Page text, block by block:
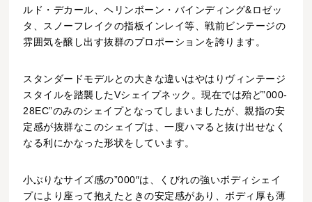
ルド・デカール、ヘリンボーン・バインディング&ロゼッ
タ、スノーフレイクの指板インレイ等、戦前ビンテージの
雰囲気を醸し出す抜群のプロポーションを誇ります。
スタンダードモデルとの大きな違いはやはりヴィンテージ
スタイルを踏襲したVシェイプネック。現在では殆ど”000-
28EC”のみのシェイプとなってしまいましたが、親指の安
定感が抜群なこのシェイプは、一度ハマると抜け出せなく
なる利にかなった形状をしています。
小ぶりなサイズ感の”000″は、くびれの強いボディシェイ
プにより座って抱えたときの安定感があり、ボディ厚も薄